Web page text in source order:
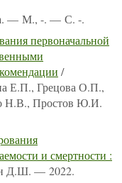
— М., -. — С. -.
первоначальной
/
Е.П., Грецова О.П.,
Н.В., Простов Ю.И.
и смертности :
Д.Ш. — 2022.